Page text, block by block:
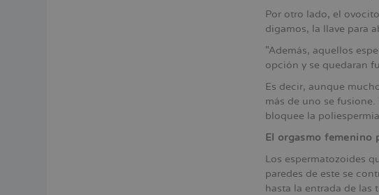
Por otro lado, el
digamos, la llave para
"Además, aquellos
opción y se quedaran
Es decir, aunque
más de uno se
bloquee la
El orgasmo femenino
Los espermatozoides
paredes de este se
hasta la entrada de